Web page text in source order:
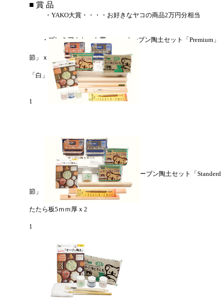
■ 賞 品
・YAKO大賞・・・・お好きなヤコの商品2万円分相当
・プレミアムセット賞・・・オーブン陶土セット「Premium」
オーブン陶土「工作用」
節」ｘ1 各400ｇ
「ろくろ」ｘ1 1ｋｇ
「白」、藍Yu～各25ｃｃｘ1
細工用カンナｘ1 た
のし棒ｘ1 テキスト たの
1
・ スタンダードセット賞・・・オーブン陶土セット「
オーブン陶土「工作用」
節」ｘ1 各400ｇ
コート剤Yu～ 100ｃ
たたら板5ｍｍ厚ｘ2
1